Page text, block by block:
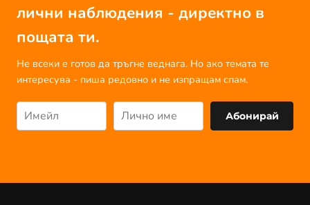
лични наблюдения - директно в
пощата ти.
Не всеки е готов да тръгне веднага. Но ако темата те
интересува - пиша редовно и не изпращам спам.
Абонирай